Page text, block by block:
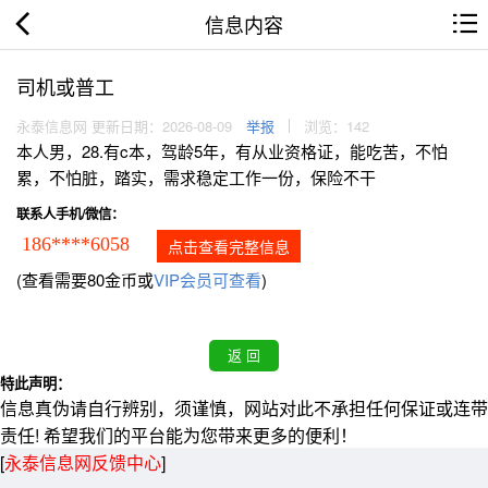
信息内容
司机或普工
永泰信息网 更新日期：2026-08-09 举报 浏览：142
本人男，28.有c本，驾龄5年，有从业资格证，能吃苦，不怕
累，不怕脏，踏实，需求稳定工作一份，保险不干
联系人手机/微信：
186****6058 点击查看完整信息
(查看需要80金币或VIP会员可查看)
特此声明：
信息真伪请自行辨别，须谨慎，网站对此不承担任何保证或连带
责任! 希望我们的平台能为您带来更多的便利！
[永泰信息网反馈中心]